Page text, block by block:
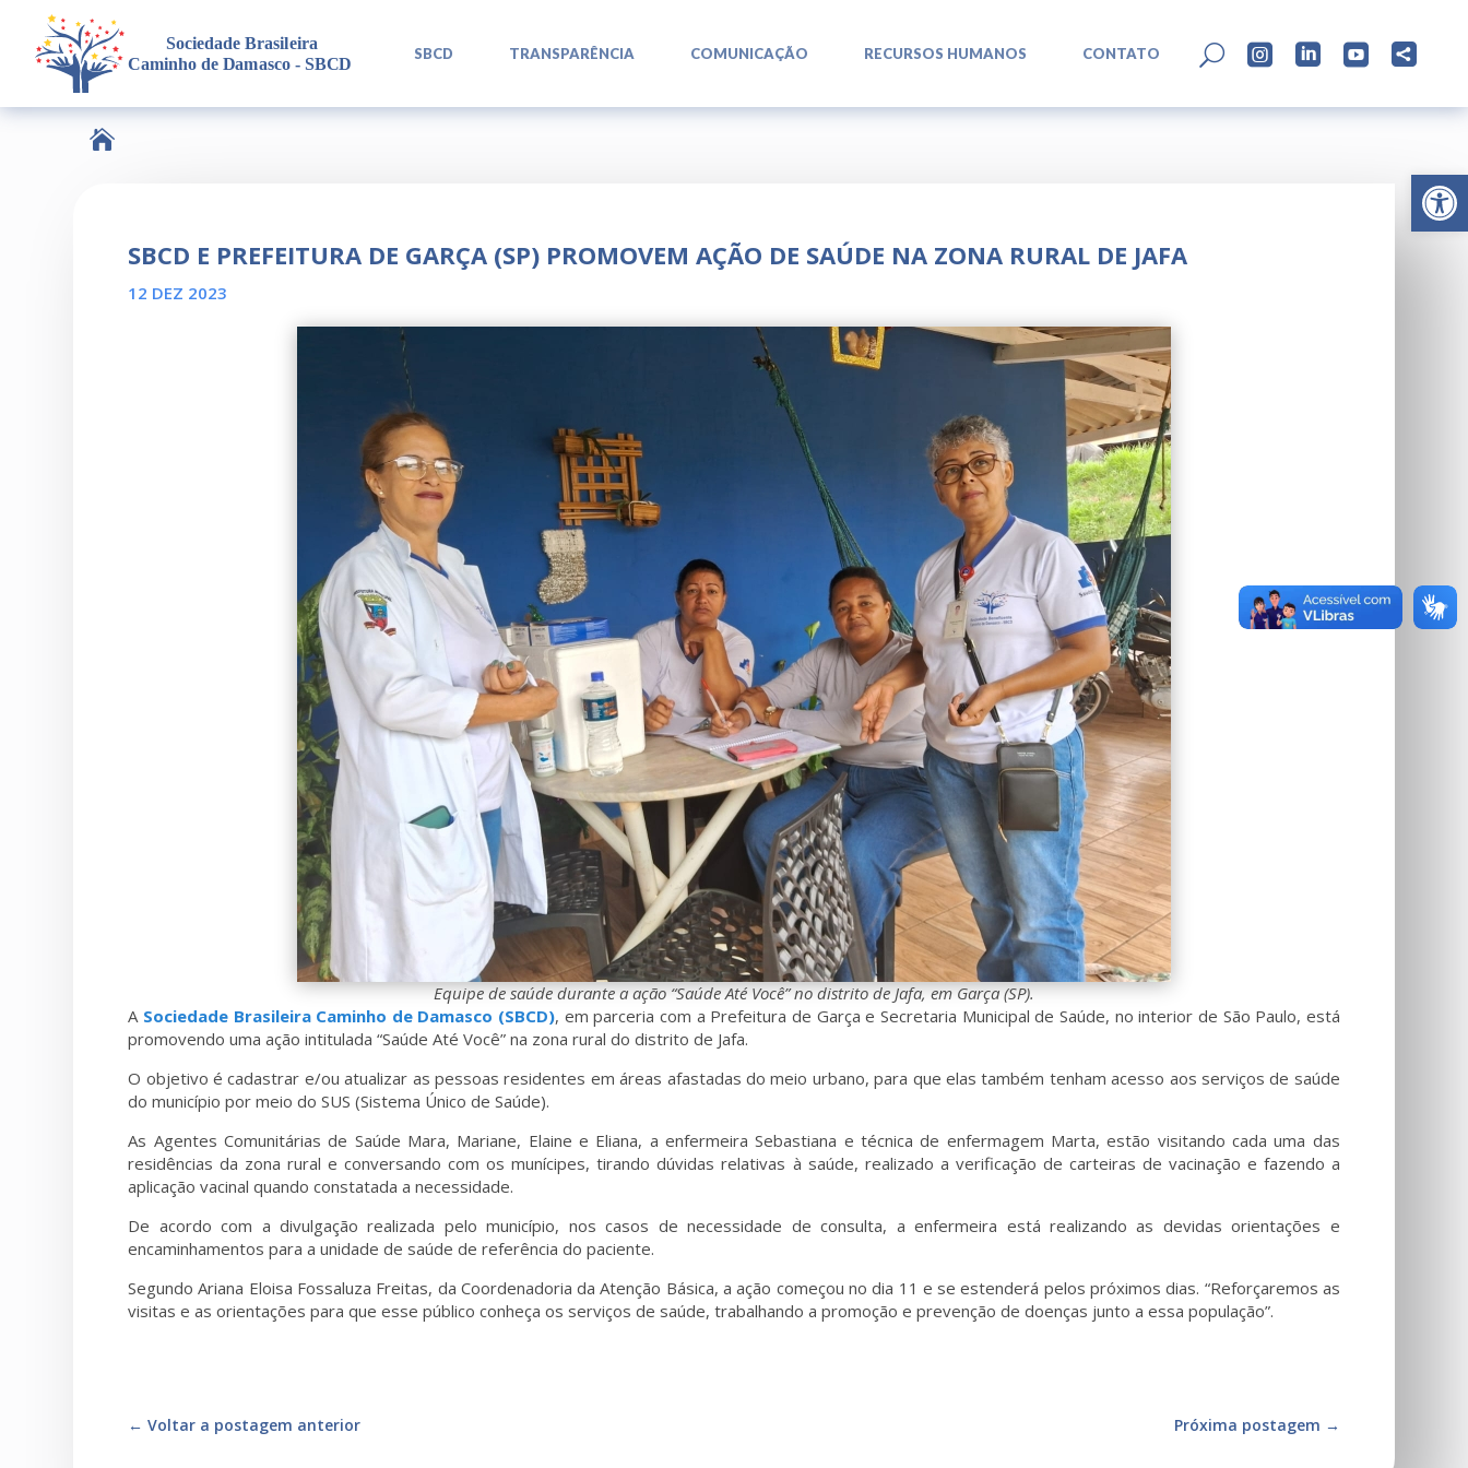
Abrir
SBCD TRANSPARÊNCIA COMUNICAÇÃO RECURSOS HUMANOS CONTATO U    

SBCD E PREFEITURA DE GARÇA (SP) PROMOVEM AÇÃO DE SAÚDE NA ZONA RURAL DE JAFA
12 DEZ 2023
Equipe de saúde durante a ação “Saúde Até Você” no distrito de Jafa, em Garça (SP).
A Sociedade Brasileira Caminho de Damasco (SBCD), em parceria com a Prefeitura de Garça e Secretaria Municipal de Saúde, no interior de São Paulo, está
promovendo uma ação intitulada “Saúde Até Você” na zona rural do distrito de Jafa.
O objetivo é cadastrar e/ou atualizar as pessoas residentes em áreas afastadas do meio urbano, para que elas também tenham acesso aos serviços de saúde
do município por meio do SUS (Sistema Único de Saúde).
As Agentes Comunitárias de Saúde Mara, Mariane, Elaine e Eliana, a enfermeira Sebastiana e técnica de enfermagem Marta, estão visitando cada uma das
residências da zona rural e conversando com os munícipes, tirando dúvidas relativas à saúde, realizado a verificação de carteiras de vacinação e fazendo a
aplicação vacinal quando constatada a necessidade.
De acordo com a divulgação realizada pelo município, nos casos de necessidade de consulta, a enfermeira está realizando as devidas orientações e
encaminhamentos para a unidade de saúde de referência do paciente.
Segundo Ariana Eloisa Fossaluza Freitas, da Coordenadoria da Atenção Básica, a ação começou no dia 11 e se estenderá pelos próximos dias. “Reforçaremos as
visitas e as orientações para que esse público conheça os serviços de saúde, trabalhando a promoção e prevenção de doenças junto a essa população”.
←Voltar a postagem anterior Próxima postagem →